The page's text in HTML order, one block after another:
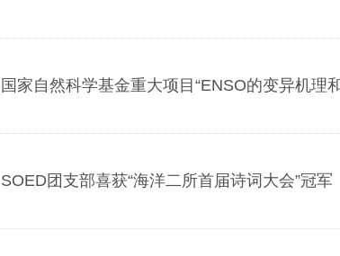
国家自然科学基金重大项目“ENSO的变异机理
SOED团支部喜获“海洋二所首届诗词大会”冠军